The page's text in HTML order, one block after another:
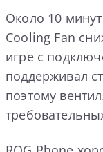
Около 10
Cooling Fan
игре с
поддерживал
поэтому